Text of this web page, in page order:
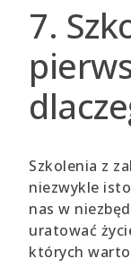
7.
Szkolenia z
niezwykle
nas w
uratować
których